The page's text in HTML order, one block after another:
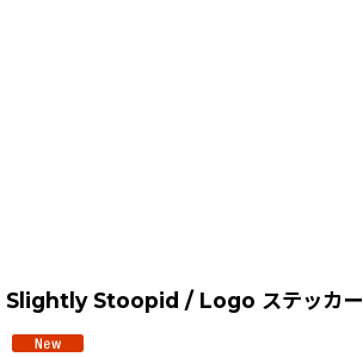
Slightly Stoopid / Logo ステッカー